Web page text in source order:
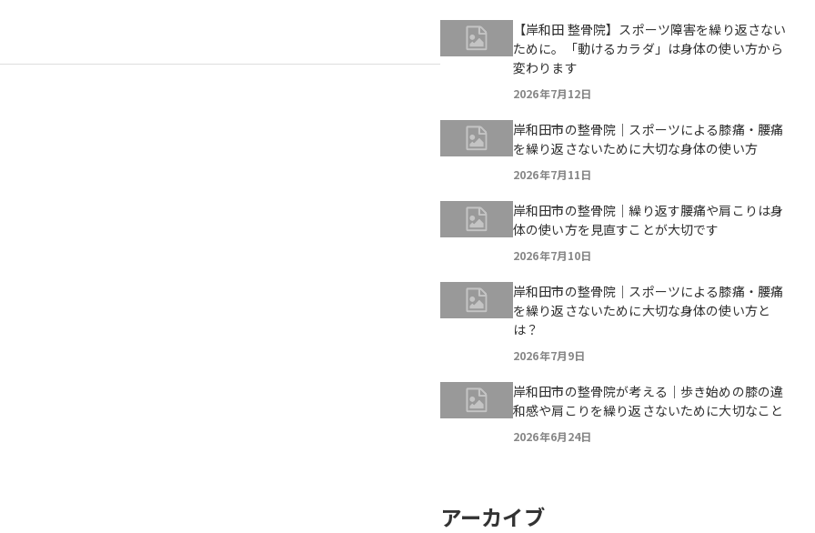
【岸和田 整骨院】スポーツ障害を繰り返さない
ために。「動けるカラダ」は身体の使い方から
変わります
2026年7月12日
岸和田市の整骨院｜スポーツによる膝痛・腰痛
を繰り返さないために大切な身体の使い方
2026年7月11日
岸和田市の整骨院｜繰り返す腰痛や肩こりは身
体の使い方を見直すことが大切です
2026年7月10日
岸和田市の整骨院｜スポーツによる膝痛・腰痛
を繰り返さないために大切な身体の使い方と
は？
2026年7月9日
岸和田市の整骨院が考える｜歩き始めの膝の違
和感や肩こりを繰り返さないために大切なこと
2026年6月24日
アーカイブ